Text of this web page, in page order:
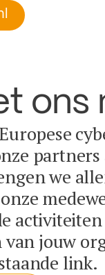
ons
we
activiteiten
jouw
link.